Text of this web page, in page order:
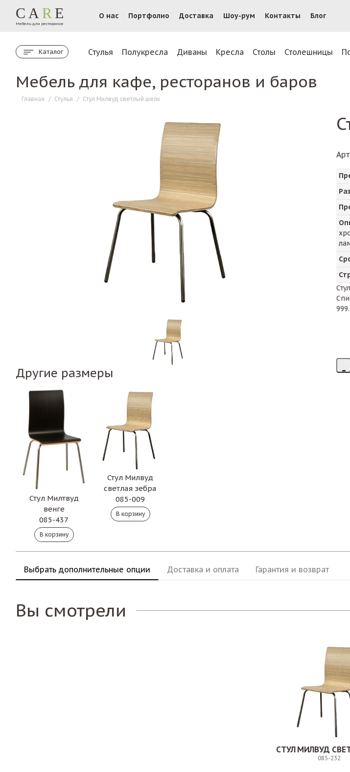
CA R E
Мебель для ресторанов
О нас Портфолио Доставка Шоу-рум Контакты Блог
Каталог Стулья Полукресла Диваны Кресла Столы Столешницы
Мебель для кафе, ресторанов и баров
Главная / Стулья / Стул Милвуд светлый шелк
Другие размеры
Стул Милтвуд
венге
085-437
Стул Милвуд
светлая зебра
085-009
999.
Выбрать дополнительные опции Доставка и оплата Гарантия и возврат
Вы смотрели
085-232